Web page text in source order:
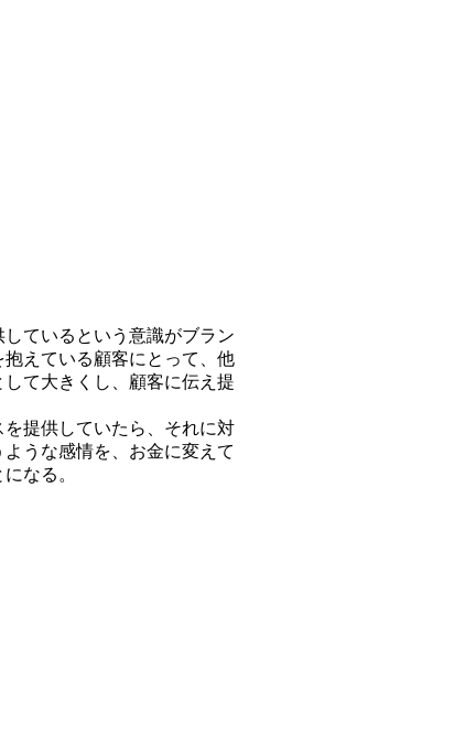
ているという意識がブラン
えている顧客にとって、他
て大きくし、顧客に伝え提
提供していたら、それに対
うな感情を、お金に変えて
なる。